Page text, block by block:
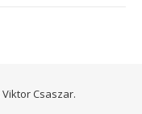
Viktor Csaszar.